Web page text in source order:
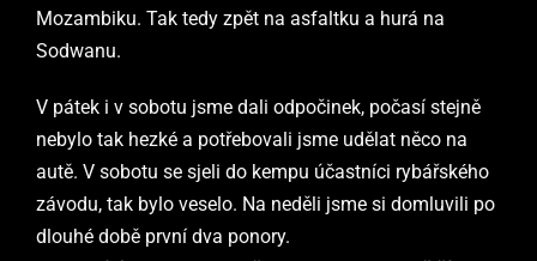
Mozambiku. Tak tedy zpět na asfaltku a hurá na
Sodwanu.
V pátek i v sobotu jsme dali odpočinek, počasí stejně
nebylo tak hezké a potřebovali jsme udělat něco na
autě. V sobotu se sjeli do kempu účastníci rybářského
závodu, tak bylo veselo. Na neděli jsme si domluvili po
dlouhé době první dva ponory.